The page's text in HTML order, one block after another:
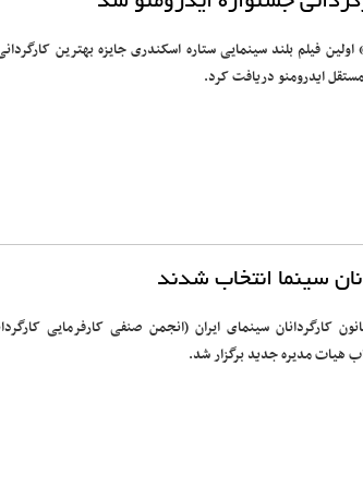
فیلم بلند سینمایی ستاره اسکندری جایزه بهترین
ایدرومنو دریافت کرد.
سینما انتخاب شدند
کارگردانان سینمای ایران (انجمن صنفی کارفرمایی
هیات مدیره جدید برگزار شد.